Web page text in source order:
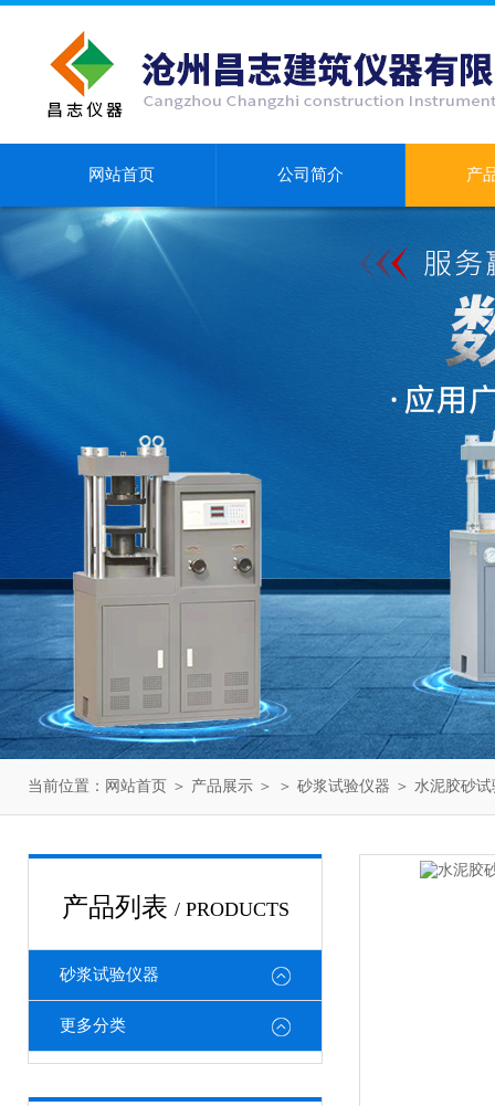
网站首页 公司简介 产
当前位置： 网站首页 ＞ 产品展示 ＞ ＞ 砂浆试验仪器 ＞ 水泥胶砂
产品列表 / PRODUCTS
砂浆试验仪器
更多分类